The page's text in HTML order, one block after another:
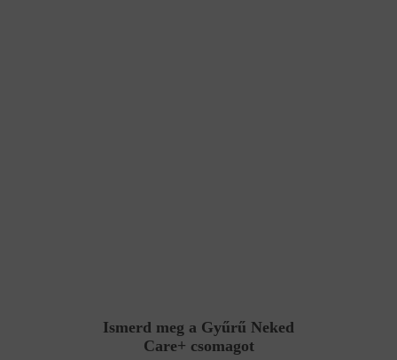
Ismerd meg a Gyűrű Neked
Care+ csomagot